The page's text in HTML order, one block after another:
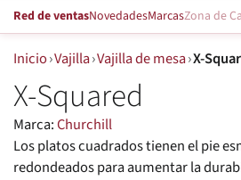
Red de ventasNovedadesMarcasZona de
Inicio›Vajilla›Vajilla de mesa›X-
X-Squared
Marca:Churchill
Los platos cuadrados tienen el pie
redondeados para aumentar la